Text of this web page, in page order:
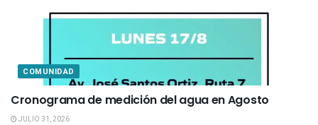
COMUNIDAD
Cronograma de medición del agua en Agosto
JULIO 31, 2026